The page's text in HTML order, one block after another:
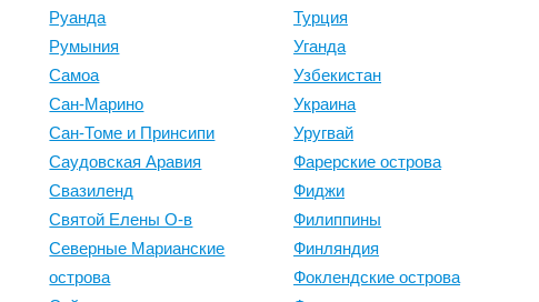
Руанда
Румыния
Самоа
Сан-Марино
Сан-Томе и Принсипи
Саудовская Аравия
Свазиленд
Святой Елены О-в
Северные Марианские
острова
Турция
Уганда
Узбекистан
Украина
Уругвай
Фарерские острова
Фиджи
Филиппины
Финляндия
Фоклендские острова